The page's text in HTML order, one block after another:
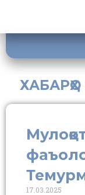
17.03.2025